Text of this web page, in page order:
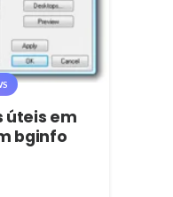
úteis em
bginfo